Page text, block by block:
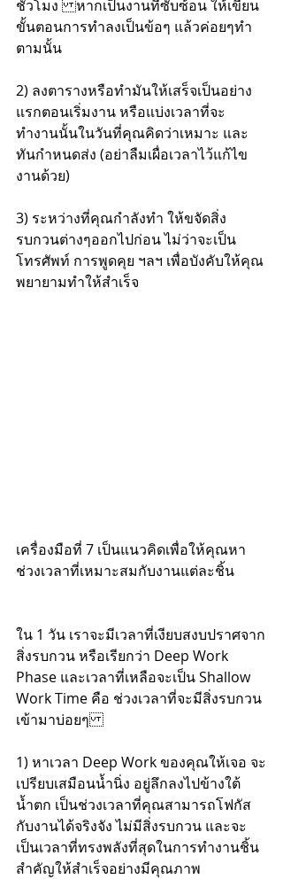
ชั่วโมง หากเป็นงานที่ซับซ้อน ให้เขียน
ขั้นตอนการทำลงเป็นข้อๆ แล้วค่อยๆทำ
ตามนั้น
2) ลงตารางหรือทำมันให้เสร็จเป็นอย่าง
แรกตอนเริ่มงาน หรือแบ่งเวลาที่จะ
ทำงานนั้นในวันที่คุณคิดว่าเหมาะ และ
ทันกำหนดส่ง (อย่าลืมเผื่อเวลาไว้แก้ไข
งานด้วย)
3) ระหว่างที่คุณกำลังทำ ให้ขจัดสิ่ง
รบกวนต่างๆออกไปก่อน ไม่ว่าจะเป็น
โทรศัพท์ การพูดคุย ฯลฯ เพื่อบังคับให้คุณ
พยายามทำให้สำเร็จ
เครื่องมือที่ 7 เป็นแนวคิดเพื่อให้คุณหา
ช่วงเวลาที่เหมาะสมกับงานแต่ละชิ้น
ใน 1 วัน เราจะมีเวลาที่เงียบสงบปราศจาก
สิ่งรบกวน หรือเรียกว่า Deep Work
Phase และเวลาที่เหลือจะเป็น Shallow
Work Time คือ ช่วงเวลาที่จะมีสิ่งรบกวน
เข้ามาบ่อยๆ
1) หาเวลา Deep Work ของคุณให้เจอ จะ
เปรียบเสมือนน้ำนิ่ง อยู่ลึกลงไปข้างใต้
น้ำตก เป็นช่วงเวลาที่คุณสามารถโฟกัส
กับงานได้จริงจัง ไม่มีสิ่งรบกวน และจะ
เป็นเวลาที่ทรงพลังที่สุดในการทำงานชิ้น
สำคัญให้สำเร็จอย่างมีคุณภาพ